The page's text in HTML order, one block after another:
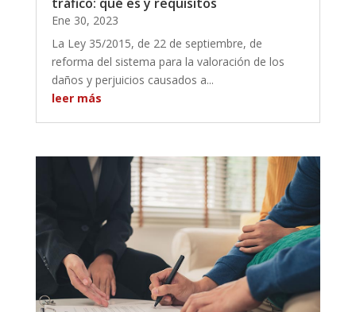
Ene 30, 2023
La Ley 35/2015, de 22 de septiembre, de
reforma del sistema para la valoración de los
daños y perjuicios causados a...
leer más